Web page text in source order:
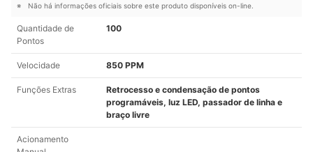
Não há informações oficiais sobre este produto disponíveis on-line.
Quantidade de
Pontos
100
Velocidade 850 PPM
Funções Extras
Retrocesso e condensação de pontos
programáveis, luz LED, passador de linha e
braço livre
Acionamento